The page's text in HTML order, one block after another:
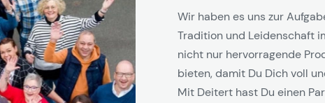
Wir haben es uns zur
Tradition und Leidenschaft
nicht nur hervorragende
bieten, damit Du Dich voll
Mit Deitert hast Du einen